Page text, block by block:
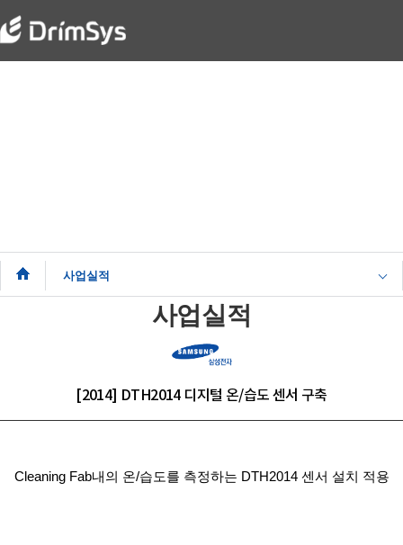
사업실적
사업실적
[2014] DTH2014 디지털 온/습도 센서 구축
CleaningFab내의 온/습도를 측정하는 DTH2014 센서 설치 적용